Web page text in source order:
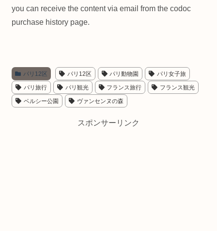
you can receive the content via email from the codoc
purchase history page.
パリ12区 パリ12区 パリ動物園 パリ女子旅
パリ旅行 パリ観光 フランス旅行
フランス観光
ベルシー公園
ヴァンセンヌの森
スポンサーリンク